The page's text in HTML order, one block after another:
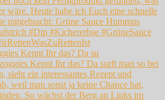
Kennt Ihr das? Da su